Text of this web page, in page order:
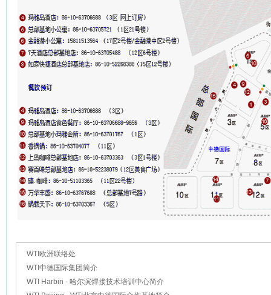
WTI欧洲联络处
WTI中德国际集团简介
WTI Harbin - 哈尔滨焊接技术培训中心简介